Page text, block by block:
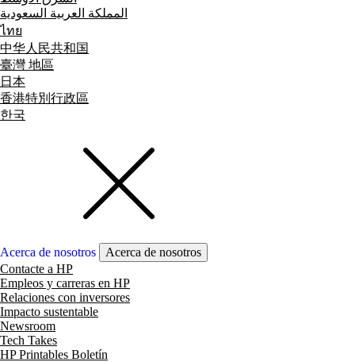
المملكة العربية السعودية
ไทย
中华人民共和国
臺灣 地區
日本
香港特別行政區
한국
Acerca de nosotros
Acerca de nosotros
Contacte a HP
Empleos y carreras en HP
Relaciones con inversores
Impacto sustentable
Newsroom
Tech Takes
HP Printables Boletín